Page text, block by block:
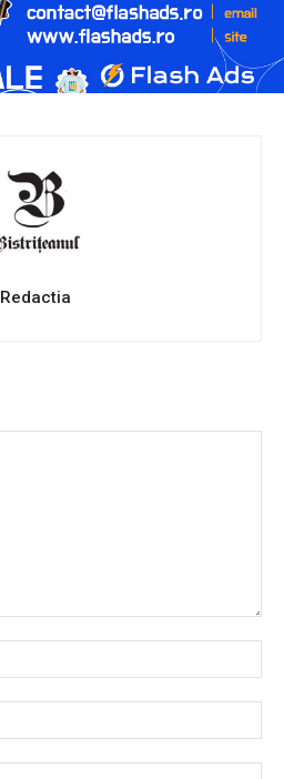
Redactia